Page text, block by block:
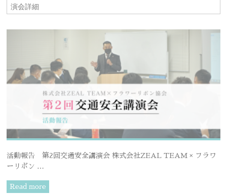
演会詳細
活動報告 第2回交通安全講演会 株式会社ZEAL TEAM × フラワ
ーリボン …
Read more